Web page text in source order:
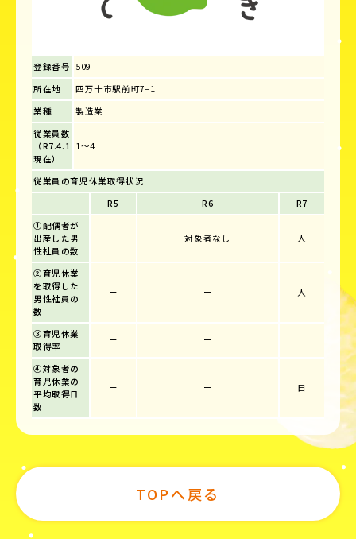
登録番号 509
所在地
四万十市駅前町7−1
業種
製造業
従業員数
（R7.4.1
現在）
1～4
従業員の育児休業取得状況
R5
R6
R7
①配偶者が
出産した男
性社員の数
ー 対象者なし 人
②育児休業
を取得した
男性社員の
数
ー ー 人
③育児休業
取得率
ー ー
④対象者の
育児休業の
平均取得日
数
ー ー 日
TOPへ戻る